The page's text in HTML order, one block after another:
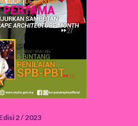
2 / 2023